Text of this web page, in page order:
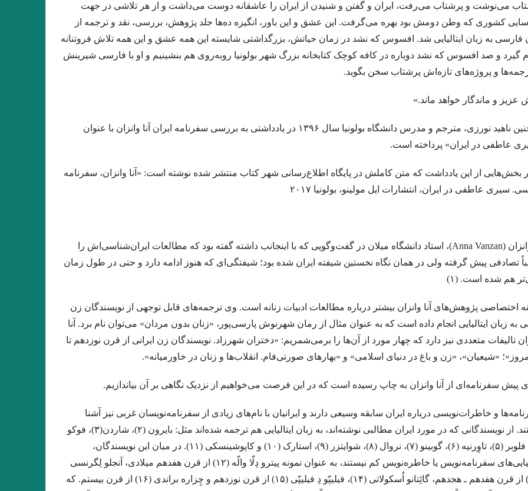
هر زبان، جهان را به‌شکلی متفاوت می‌سازد.»اومبرتو اکو .گفتگوی پاریس ریویو با امبرتو اکو .عاطفه اولیایی (مترجم)
گفت‌وگو با ویلیام اس. باروز .ترجمه نیلوفر رحمانیان انتقام چمن براتیگان . ترجمه علی رضا طاهری عراقی
.از حکایت حسن بصری و نورالسّناء تا امیر ارسلان. فصل ششم. جواد اسحاقیان ژاک دریدا / ساختار نشانه و بازی در سخن
و قلم را لَختی بر وی بگریانم … بیهقی
خوانش سبک شناختی امیر ارسلان بر پایه ی سبک شناسی “وِردانک”/ فصل چهارم / جواد اسحاقیان | مترجم: ‌احمد شاملو
یدالله رؤیایی مشهور به رؤیا (۱۷ اردیبهشت ۱۳۱۱ – ۲۳ شهریور ۱۴۰۱) عطار نیشابوری.تذکرة الاولیاء/ذکر حسین منصور حلاج
ی “کمبل” تا امیر ارسلان “نقیب الممالک”/ فصل سوم / جواد اسحاقیان
داستان گزارش نوشته بارتلمی آوازه جاودانه از توست”…شعیب خسروی
زودست، گالیا! نرسیدست کاروان… هوشنگ ابتهاج (۶اسفند ۱۳۰۶ – ۱۹ مرداد ۱۴۰۱) خولیو کورتاسار مترجم: بهمن شاکری
مروری بر اين سوي رودخانه اودر “يوديت هرمان “مترجم :محمود حسيني زاد /ضيا رشوند کالوینو . مترجم علی شاه علی
در بررسی شعر رُزا جمالی از منظرِ مطالعاتِ زنان/ گلاله هنری
تحلیل کهن الگویی داستان رستم و اسفندیار / سید مجتبی میر میران، انوش مرادی رستم واسفندیار / نویسنده : لیلامرادی
هنگامی که جز سرنیزه ها مرکبی نباشد، گرفتار و درمانده چاره ای جز سوار شدن بر آنها ندارد.»
.بررسی داستان رستم و اسفندیار بر مبنای دیدگاه کلود برمون . علیرضا نبی لو قران
و گذشته شدنِ این جهان، نادیده قصه‌ای است.»… بیهقی آئینهای كتابسوزی ا برگردان به پارسی: صالح بوعذار
…دعوت به صلح… نویسندگان جهان .مزاحم . بورخس . ✍ وی.اس.نایپل ? خیابان میگل مترجم: مهدی غبرایی
کرگدن . نوشته اوژن یونسکو ساعت من . مارک تواین .یعقوب یادعلی . ‏ ?فیه ما فیه ✍مولانا
کهن اسطوره ضحاک در ایران (هزاره سوم قبل از میلاد) بیتا مصباح یاسوناری کاواباتا مترجم: محمد‌رضا قلیچ‌خانی
….و كار…چنان تنگ شده بود كه از تاتار در تاتار ميگريختم .مرزهای خلاقیت و افسردگی.ترجمه: احسان محمدحسینی
می‌نوشت و پرشتاب می‌رفت، ایران و گفتن و شنیدن از ایران را عاشقانه دوست می‌داشت و از هر تلاشی در جهت
کشوری که وطن دومش بود بهره می‌گرفت. این عشق و این باور، انگیزه ده‌ها جلد پژوهش، بررسی، نقد و ترجمه از
فارسی به زبان ایتالیایی شد. افسوس که نشد در زمان حیاتش، بزرگداشتی شایسته این همه عشق و این همه تلاش فروتنانه
گیرد و صد افسوس که نشد دوباره در کافه کوچک کتابخانه بزرگ شهر بولونیا روبه‌روی هم بنشینیم و او با فارسی شیرینش
و پروژه‌های تازه‌اش پرشتاب سخن بگوید.
عزیز و ماندگار خواهد ماند.»
همچنین ناهید نورزی، مترجم و مدرس دانشگاه بولونیا سال ۱۳۹۶ در یادداشتی به بررسی سفرنامه ایران آنا وانزان با عنوان
عاطفی در ایران» پرداخته است.
بخش‌هایی از این یادداشت که متن کاملش در پایگاه اطلاع‌رسانی شهر کتاب منتشر شده نوشته است: «آنا وانزان، سفرنامه
سیری عاطفی در ایران، انتشارات ایل مولینو، بولونیا ۲۰۱۷
آنا وانزان (Anna Vanzan)، استاد دانشگاه میلان در گفت‌وگویی که با اینجانب داشته گفته بود که مطالعات ایران‌شناسی‌اش را
تصادفی پیش گرفته ولی در همان نگاه نخستین شیفته ایران شده بود؛ شیفتگی‌ای که هنوز ادامه دارد و حتی در طول زمان
هم شده است. (۱)
اختصاصی پژوهش‌های آنا وانزان بیشتر درباره‌ مطالعات ادبیات زنانه است. وی ترجمه‌های قابل توجهی از نویسندگان زن
به زبان ایتالیایی انجام داده است که به عنوان مثال از رمان شهرنوش پارسی‌پور، «زنان بدون مردان» می‌توان نام برد. آنا
تالیفات متعددی نیز دارد که چهار مورد از آن‌ها را برمی‌شمریم: «دختران شهرزاد. نویسندگان زن ایرانی از قرن نوزدهم تا
«شیعیان»، «زن و باغ در دنیای اسلامی» و «بهارهای صورتی‌فام. انقلاب‌ها و زنان در خاورمیانه».
پیش سفرنامه‌ای از آنا وانزان به چاپ رسیده است که در این فرصت می‌خواهیم از نزدیک نگاهی بر آن بیاندازیم.
و خاطرات‌نویسی درباره‌ ایران سابقه وسیعی دارند و ایرانیان با نام‌های زیادی از سفرنامه‌نویسان غربی نیز آشنا
هستند. از نویسندگانی که در مورد ایران مطالبی نوشته‌اند، به زبان ایتالیایی هم ترجمه شده‌اند مثل: بایرون (۲)، شاردن(۳)، فوکو
(۴)، فلوبر (۵)، تاوِرنیه (۶)، گوبینو (۷)، نروال (۸)، شوایتزر (۹)، استارک (۱۰) و کاپوشینسکی (۱۱). در میان این نویسندگان،
ایتالیایی‌های سفرنامه‌نویس یا خاطره‌نویس کم نیستند، به عنوان نمونه پیترو دِلّا والّه (۱۲) از قرن هفدهم میلادی، آنجلو لِگرنسی
(۱۳) از قرن هفدهم ـ هجدهم، گائِتانو اُسکولاتی (۱۴)، فیلیپّو دِ فیلیپّی (۱۵) از قرن نوزدهم و چِزاره براندی (۱۶) از قرن بیستم. که